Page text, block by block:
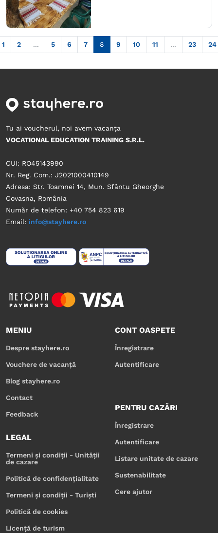
1 2 ... 5 6 7 8 9 10 11 ... 23 24
Tu ai voucherul, noi avem vacanța
VOCATIONAL EDUCATION TRAINING S.R.L.
CUI: RO45143990
Nr. Reg. Com.: J2021000410149
Adresa: Str. Toamnei 14, Mun. Sfântu Gheorghe
Covasna, România
Număr de telefon: +40 754 823 619
Email: info@stayhere.ro
MENIU
Despre stayhere.ro
Vouchere de vacanță
Blog stayhere.ro
Contact
Feedback
LEGAL
Termeni și condiții - Unității
de cazare
Politică de confidențialitate
Termeni și condiții - Turiști
Politică de cookies
Licență de turism
CONT OASPETE
Înregistrare
Autentificare
PENTRU CAZĂRI
Înregistrare
Autentificare
Listare unitate de cazare
Sustenabilitate
Cere ajutor